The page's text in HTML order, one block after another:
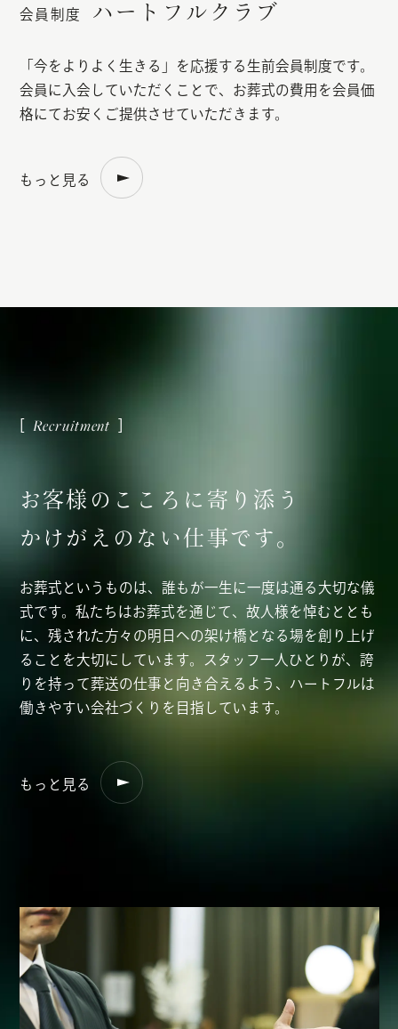
会員制度 ハートフルクラブ
「今をよりよく生きる」を応援する生前会員制度です。
会員に入会していただくことで、お葬式の費用を会員価
格にてお安くご提供させていただきます。
もっと見る
お客様 の こ こ ろ に 寄 り 添 う
か け が え の な い 仕 事で す 。
お葬式というものは、誰もが一生に一度は通る大切な儀
式です。私たちはお葬式を通じて、故人様を悼むととも
に、残された方々の明日への架け橋となる場を創り上げ
ることを大切にしています。スタッフ一人ひとりが、誇
りを持って葬送の仕事と向き合えるよう、ハートフルは
働きやすい会社づくりを目指しています。
もっと見る